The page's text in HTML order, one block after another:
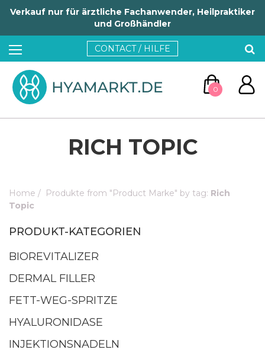
Verkauf nur für ärztliche Fachanwender, Heilpraktiker
und Großhändler
CONTACT / HILFE
0
ZUM WARENKORB
RICH TOPIC
Home / Produkte from "Product Marke" by tag: Rich
Topic
PRODUKT-KATEGORIEN
BIOREVITALIZER
DERMAL FILLER
FETT-WEG-SPRITZE
HYALURONIDASE
INJEKTIONSNADELN